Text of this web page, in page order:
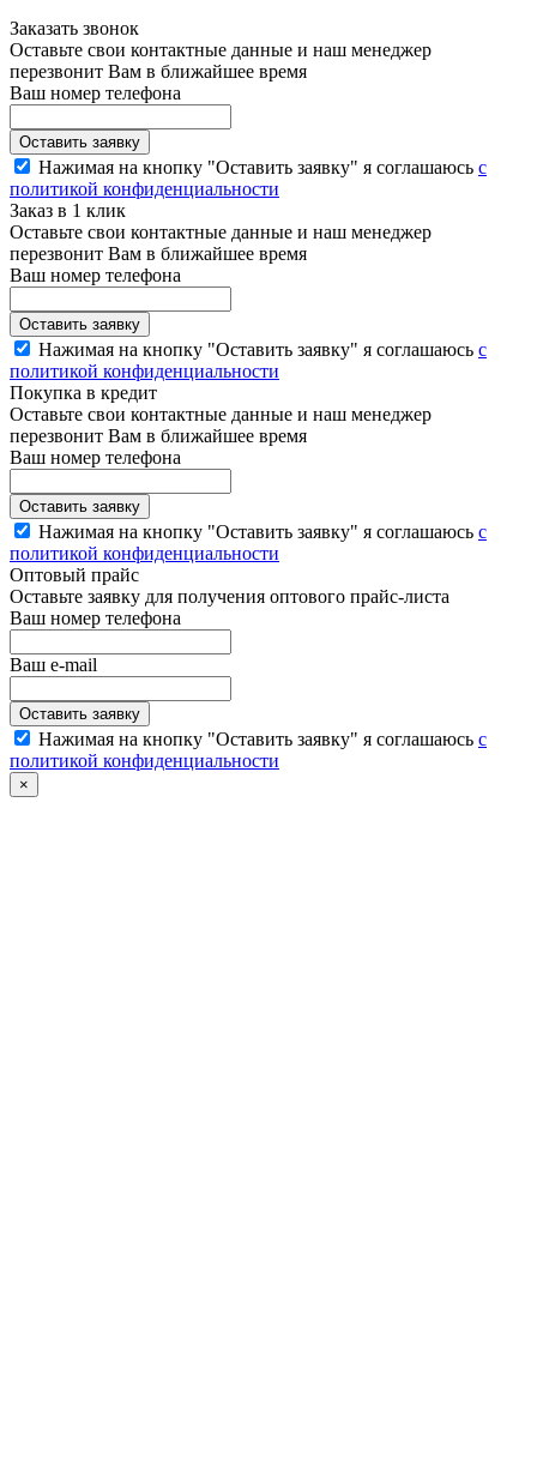
Заказать звонок
Оставьте свои контактные данные и наш менеджер
перезвонит Вам в ближайшее время
Ваш номер телефона
Нажимая на кнопку "Оставить заявку" я соглашаюсь с
политикой конфиденциальности
Заказ в 1 клик
Оставьте свои контактные данные и наш менеджер
перезвонит Вам в ближайшее время
Ваш номер телефона
Нажимая на кнопку "Оставить заявку" я соглашаюсь с
политикой конфиденциальности
Покупка в кредит
Оставьте свои контактные данные и наш менеджер
перезвонит Вам в ближайшее время
Ваш номер телефона
Нажимая на кнопку "Оставить заявку" я соглашаюсь с
политикой конфиденциальности
Оптовый прайс
Оставьте заявку для получения оптового прайс-листа
Ваш номер телефона
Ваш e-mail
Нажимая на кнопку "Оставить заявку" я соглашаюсь с
политикой конфиденциальности
×